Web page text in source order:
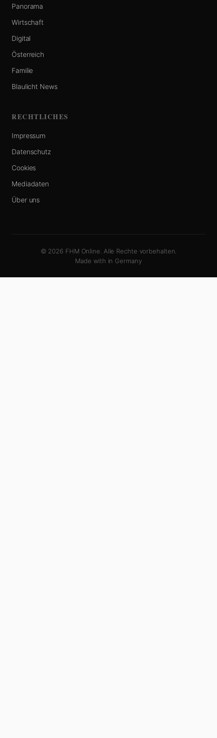
Panorama
Wirtschaft
Digital
Österreich
Familie
Blaulicht News
RECHTLICHES
Impressum
Datenschutz
Cookies
Mediadaten
Über uns
© 2026 FHM Online. Alle Rechte vorbehalten.
Made with in Germany